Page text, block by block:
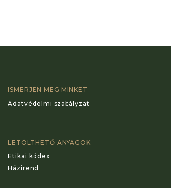
ISMERJEN MEG MINKET
Adatvédelmi szabályzat
LETÖLTHETŐ ANYAGOK
Etikai kódex
Házirend